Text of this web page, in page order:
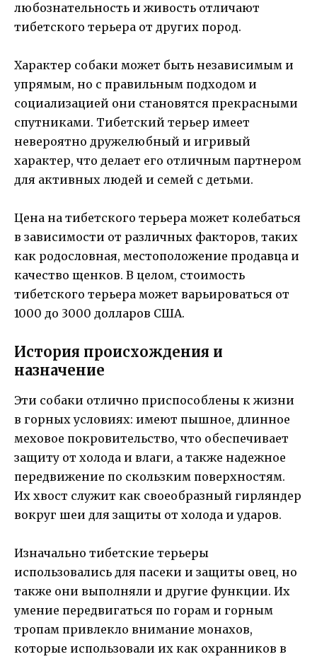
любознательность и живость отличают
тибетского терьера от других пород.
Характер собаки может быть независимым и
упрямым, но с правильным подходом и
социализацией они становятся прекрасными
спутниками. Тибетский терьер имеет
невероятно дружелюбный и игривый
характер, что делает его отличным партнером
для активных людей и семей с детьми.
Цена на тибетского терьера может колебаться
в зависимости от различных факторов, таких
как родословная, местоположение продавца и
качество щенков. В целом, стоимость
тибетского терьера может варьироваться от
1000 до 3000 долларов США.
История происхождения и
назначение
Эти собаки отлично приспособлены к жизни
в горных условиях: имеют пышное, длинное
меховое покровительство, что обеспечивает
защиту от холода и влаги, а также надежное
передвижение по скользким поверхностям.
Их хвост служит как своеобразный гирляндер
вокруг шеи для защиты от холода и ударов.
Изначально тибетские терьеры
использовались для пасеки и защиты овец, но
также они выполняли и другие функции. Их
умение передвигаться по горам и горным
тропам привлекло внимание монахов,
которые использовали их как охранников в